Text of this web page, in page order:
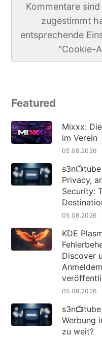
Kommentare
zugestimmt
entsprechende
"Cookie-
Featured
Mixxx:
im Verein
05.08.2026
Privacy,
Security:
05.08.2026
KDE
Discover
05.08.2026
Werbung
zu weit?